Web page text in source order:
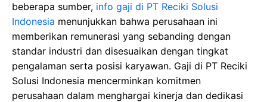
beberapa sumber, info gaji di PT Reciki Solusi
Indonesia menunjukkan bahwa perusahaan ini
memberikan remunerasi yang sebanding dengan
standar industri dan disesuaikan dengan tingkat
pengalaman serta posisi karyawan. Gaji di PT Reciki
Solusi Indonesia mencerminkan komitmen
perusahaan dalam menghargai kinerja dan dedikasi